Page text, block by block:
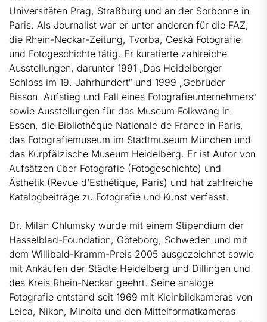
Universitäten Prag, Straßburg und an der Sorbonne in
Paris. Als Journalist war er unter anderen für die FAZ,
die Rhein-Neckar-Zeitung, Tvorba, Ceská Fotografie
und Fotogeschichte tätig. Er kuratierte zahlreiche
Ausstellungen, darunter 1991 „Das Heidelberger
Schloss im 19. Jahrhundert“ und 1999 „Gebrüder
Bisson. Aufstieg und Fall eines Fotografieunternehmers“
sowie Ausstellungen für das Museum Folkwang in
Essen, die Bibliothèque Nationale de France in Paris,
das Fotografiemuseum im Stadtmuseum München und
das Kurpfälzische Museum Heidelberg. Er ist Autor von
Aufsätzen über Fotografie (Fotogeschichte) und
Ästhetik (Revue d’Esthétique, Paris) und hat zahlreiche
Katalogbeiträge zu Fotografie und Kunst verfasst.
Dr. Milan Chlumsky wurde mit einem Stipendium der
Hasselblad-Foundation, Göteborg, Schweden und mit
dem Willibald-Kramm-Preis 2005 ausgezeichnet sowie
mit Ankäufen der Städte Heidelberg und Dillingen und
des Kreis Rhein-Neckar geehrt. Seine analoge
Fotografie entstand seit 1969 mit Kleinbildkameras von
Leica, Nikon, Minolta und den Mittelformatkameras